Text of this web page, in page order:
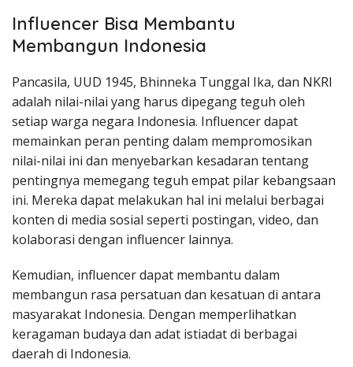
Influencer Bisa Membantu
Membangun Indonesia
Pancasila, UUD 1945, Bhinneka Tunggal Ika, dan NKRI
adalah nilai-nilai yang harus dipegang teguh oleh
setiap warga negara Indonesia. Influencer dapat
memainkan peran penting dalam mempromosikan
nilai-nilai ini dan menyebarkan kesadaran tentang
pentingnya memegang teguh empat pilar kebangsaan
ini. Mereka dapat melakukan hal ini melalui berbagai
konten di media sosial seperti postingan, video, dan
kolaborasi dengan influencer lainnya.
Kemudian, influencer dapat membantu dalam
membangun rasa persatuan dan kesatuan di antara
masyarakat Indonesia. Dengan memperlihatkan
keragaman budaya dan adat istiadat di berbagai
daerah di Indonesia.